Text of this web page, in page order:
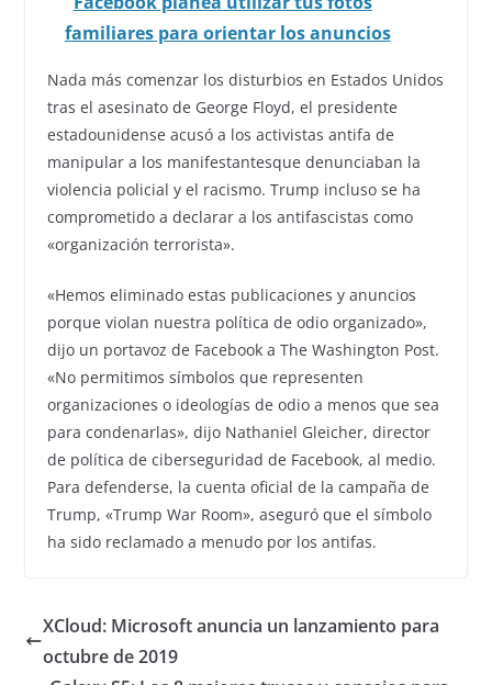
familiares para orientar los anuncios
Nada más comenzar los disturbios en Estados Unidos
tras el asesinato de George Floyd, el presidente
estadounidense acusó a los activistas antifa de
manipular a los manifestantesque denunciaban la
violencia policial y el racismo. Trump incluso se ha
comprometido a declarar a los antifascistas como
«organización terrorista».
«Hemos eliminado estas publicaciones y anuncios
porque violan nuestra política de odio organizado»,
dijo un portavoz de Facebook a The Washington Post.
«No permitimos símbolos que representen
organizaciones o ideologías de odio a menos que sea
para condenarlas», dijo Nathaniel Gleicher, director
de política de ciberseguridad de Facebook, al medio.
Para defenderse, la cuenta oficial de la campaña de
Trump, «Trump War Room», aseguró que el símbolo
ha sido reclamado a menudo por los antifas.
XCloud: Microsoft anuncia un lanzamiento para
octubre de 2019